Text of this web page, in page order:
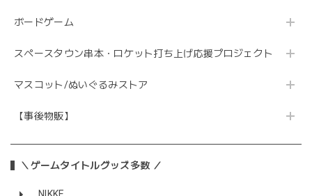
ボードゲーム
スペースタウン串本・ロケット打ち上げ応援プロジェクト
マスコット/ぬいぐるみストア
【事後物販】
＼ゲームタイトルグッズ多数 ／